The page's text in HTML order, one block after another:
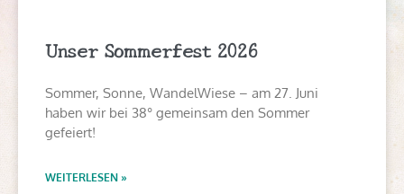
Unser Sommerfest 2026
Sommer, Sonne, WandelWiese – am 27. Juni
haben wir bei 38° gemeinsam den Sommer
gefeiert!
WEITERLESEN »